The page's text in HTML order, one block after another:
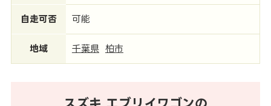
自走可否 可能
地域 千葉県 柏市
スズキ エブリイワゴンの